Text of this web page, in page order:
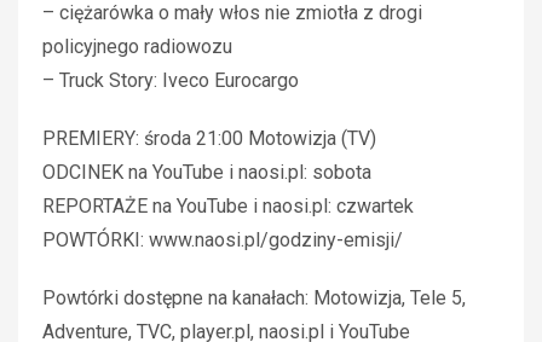
– ciężarówka o mały włos nie zmiotła z drogi
policyjnego radiowozu
– Truck Story: Iveco Eurocargo
PREMIERY: środa 21:00 Motowizja (TV)
ODCINEK na YouTube i naosi.pl: sobota
REPORTAŻE na YouTube i naosi.pl: czwartek
POWTÓRKI: www.naosi.pl/godziny-emisji/
Powtórki dostępne na kanałach: Motowizja, Tele 5,
Adventure, TVC, player.pl, naosi.pl i YouTube